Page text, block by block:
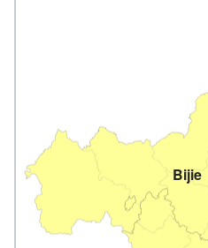
Bijie